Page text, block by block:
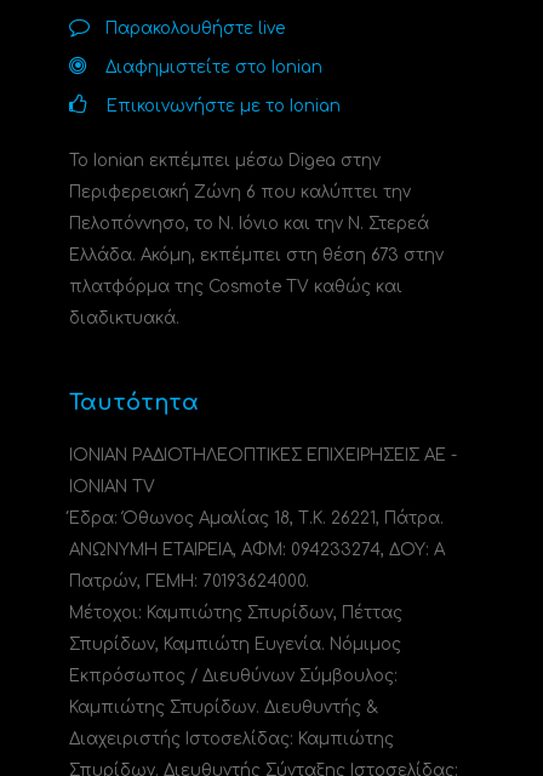
Παρακολουθήστε live
Διαφημιστείτε στο Ionian
Επικοινωνήστε με το Ionian
Το Ionian εκπέμπει μέσω Digea στην
Περιφερειακή Ζώνη 6 που καλύπτει την
Πελοπόννησο, το N. Ιόνιο και την Ν. Στερεά
Ελλάδα. Ακόμη, εκπέμπει στη θέση 673 στην
πλατφόρμα της Cosmote TV καθώς και
διαδικτυακά.
Ταυτότητα
ΙΟΝΙΑΝ ΡΑΔΙΟΤΗΛΕΟΠΤΙΚΕΣ ΕΠΙΧΕΙΡΗΣΕΙΣ ΑΕ -
IONIAN TV
Έδρα: Όθωνος Αμαλίας 18, Τ.Κ. 26221, Πάτρα.
ΑΝΩΝΥΜΗ ΕΤΑΙΡΕΙΑ, ΑΦΜ: 094233274, ΔΟΥ: A
Πατρών, ΓΕΜΗ: 70193624000.
Μέτοχοι: Καμπιώτης Σπυρίδων, Πέττας
Σπυρίδων, Καμπιώτη Ευγενία. Νόμιμος
Εκπρόσωπος / Διευθύνων Σύμβουλος:
Καμπιώτης Σπυρίδων. Διευθυντής &
Διαχειριστής Ιστοσελίδας: Καμπιώτης
Σπυρίδων. Διευθυντής Σύνταξης Ιστοσελίδας: